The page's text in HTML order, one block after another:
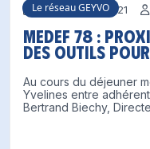
Le réseau GEYVO
20 novembre 2021
MEDEF 78 :
des outils
Au cours du déjeuner
Yvelines entre
Bertrand Biechy,